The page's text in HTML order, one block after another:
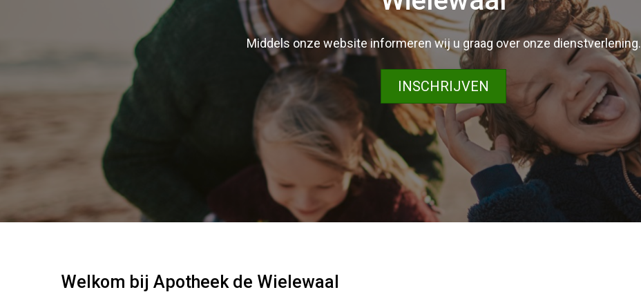
Middels onze website informeren wij u graag over onze dienstverlening.
INSCHRIJVEN
Welkom bij Apotheek de Wielewaal